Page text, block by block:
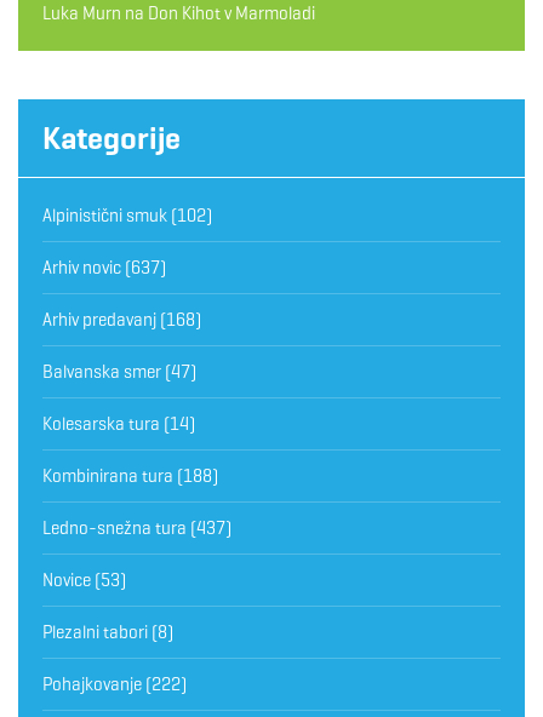
Luka Murn na Don Kihot v Marmoladi
Kategorije
Alpinistični smuk (102)
Arhiv novic (637)
Arhiv predavanj (168)
Balvanska smer (47)
Kolesarska tura (14)
Kombinirana tura (188)
Ledno-snežna tura (437)
Novice (53)
Plezalni tabori (8)
Pohajkovanje (222)